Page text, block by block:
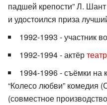
падшей крепости” Л.
и удостоился приза
1992-1993 - участник
1992-1994 - актёр
1994-1996 - съёмки на
“Колесо любви” комедия
(совместное